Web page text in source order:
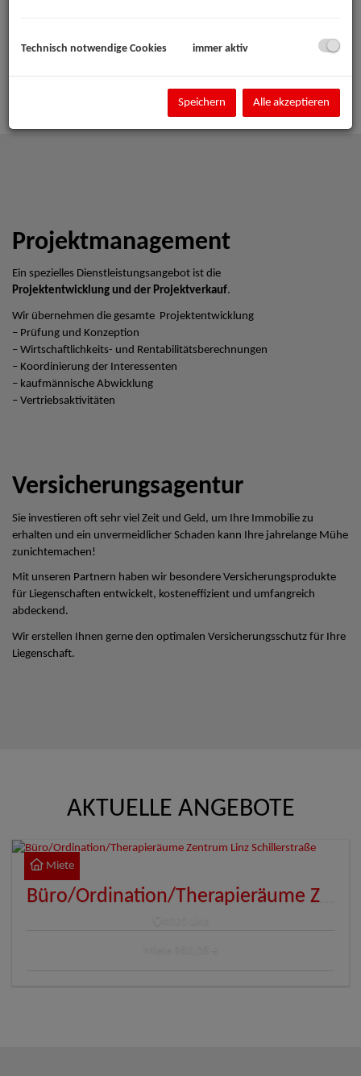
Projektmanagement
Ein spezielles Dienstleistungsangebot ist die
Projektentwicklung und der Projektverkauf.
Wir übernehmen die gesamte Projektentwicklung
– Prüfung und Konzeption
– Wirtschaftlichkeits- und Rentabilitätsberechnungen
– Koordinierung der Interessenten
– kaufmännische Abwicklung
– Vertriebsaktivitäten
Versicherungsagentur
Sie investieren oft sehr viel Zeit und Geld, um Ihre Immobilie zu
erhalten und ein unvermeidlicher Schaden kann Ihre jahrelange Mühe
zunichtemachen!
Mit unseren Partnern haben wir besondere Versicherungsprodukte
für Liegenschaften entwickelt, kosteneffizient und umfangreich
abdeckend.
Wir erstellen Ihnen gerne den optimalen Versicherungsschutz für Ihre
Liegenschaft.
AKTUELLE ANGEBOTE
Miete
Technisch notwendige Cookies immer aktiv
Speichern Alle akzeptieren